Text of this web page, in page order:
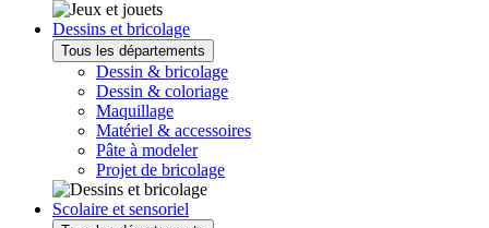
Dessins et bricolage
Tous les départements
Dessin & bricolage
Dessin & coloriage
Maquillage
Matériel & accessoires
Pâte à modeler
Projet de bricolage
Scolaire et sensoriel